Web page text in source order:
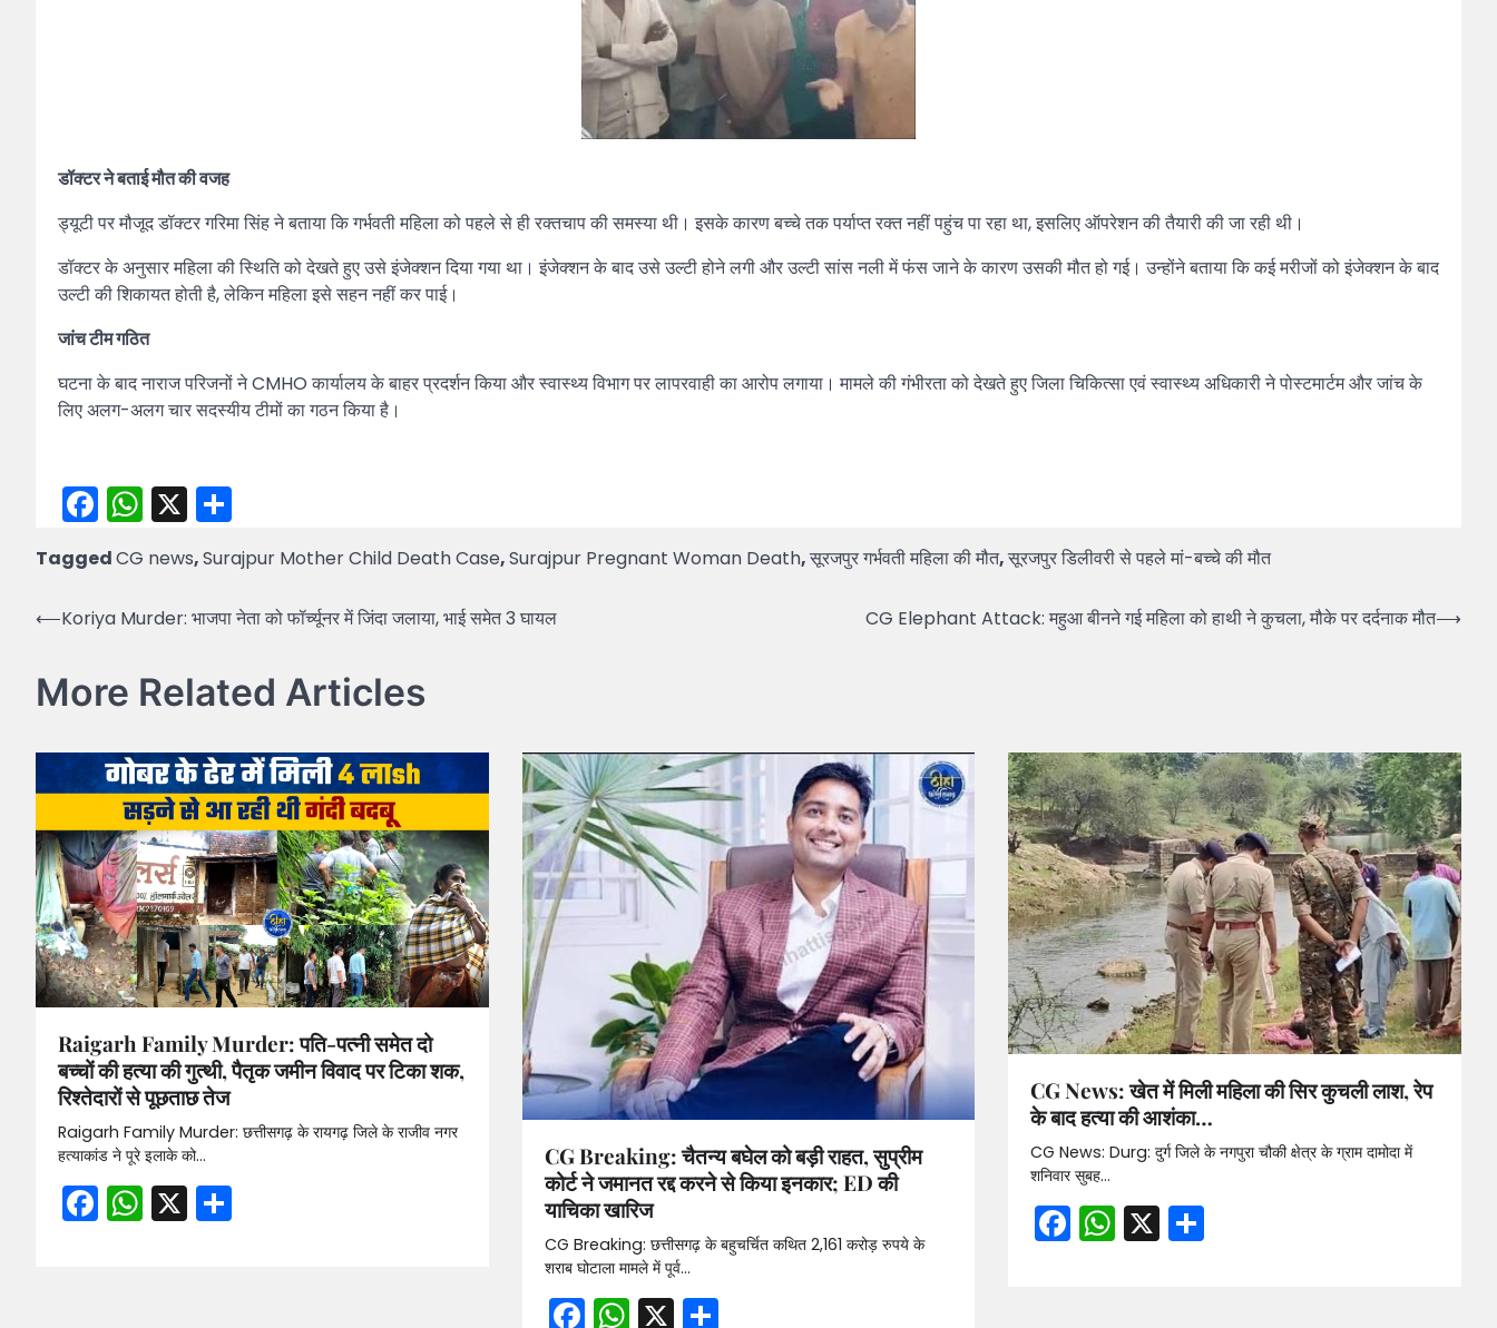
डॉक्टर ने बताई मौत की वजह
ड्यूटी पर मौजूद डॉक्टर गरिमा सिंह ने बताया कि गर्भवती महिला को पहले से ही रक्तचाप की समस्या थी। इसके कारण बच्चे तक पर्याप्त रक्त नहीं पहुंच पा रहा था, इसलिए ऑपरेशन की तैयारी की जा रही थी।
डॉक्टर के अनुसार महिला की स्थिति को देखते हुए उसे इंजेक्शन दिया गया था। इंजेक्शन के बाद उसे उल्टी होने लगी और उल्टी सांस नली में फंस जाने के कारण उसकी मौत हो गई। उन्होंने बताया कि कई मरीजों को इंजेक्शन के बाद
उल्टी की शिकायत होती है, लेकिन महिला इसे सहन नहीं कर पाई।
जांच टीम गठित
घटना के बाद नाराज परिजनों ने CMHO कार्यालय के बाहर प्रदर्शन किया और स्वास्थ्य विभाग पर लापरवाही का आरोप लगाया। मामले की गंभीरता को देखते हुए जिला चिकित्सा एवं स्वास्थ्य अधिकारी ने पोस्टमार्टम और जांच के
लिए अलग-अलग चार सदस्यीय टीमों का गठन किया है।
Facebook
WhatsApp
X
TaggedCG news,Surajpur Mother Child Death Case,Surajpur Pregnant Woman Death,सूरजपुर गर्भवती महिला की मौत,सूरजपुर डिलीवरी से पहले मां-बच्चे की मौत
Post
⟵Koriya Murder: भाजपा नेता को फॉर्च्यूनर में जिंदा जलाया, भाई समेत 3 घायल CG Elephant Attack: महुआ बीनने गई महिला को हाथी ने कुचला, मौके पर दर्दनाक मौत⟶
More Related Articles
Raigarh Family Murder: पति-पत्नी समेत दो
बच्चों की हत्या की गुत्थी, पैतृक जमीन विवाद पर टिका शक,
रिश्तेदारों से पूछताछ तेज
Raigarh Family Murder: छत्तीसगढ़ के रायगढ़ जिले के राजीव नगर
हत्याकांड ने पूरे इलाके को…
Facebook
WhatsApp
X
CG Breaking: चैतन्य बघेल को बड़ी राहत, सुप्रीम
कोर्ट ने जमानत रद्द करने से किया इनकार; ED की
याचिका खारिज
CG Breaking: छत्तीसगढ़ के बहुचर्चित कथित 2,161 करोड़ रुपये के
शराब घोटाला मामले में पूर्व…
Facebook
WhatsApp
X Share
CG News: खेत में मिली महिला की सिर कुचली लाश, रेप
के बाद हत्या की आशंका…
CG News: Durg: दुर्ग जिले के नगपुरा चौकी क्षेत्र के ग्राम दामोदा में
शनिवार सुबह…
Facebook
WhatsApp
X